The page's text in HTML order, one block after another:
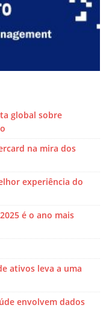
global sobre
na mira dos
experiência do
é o ano mais
ativos leva a uma
envolvem dados